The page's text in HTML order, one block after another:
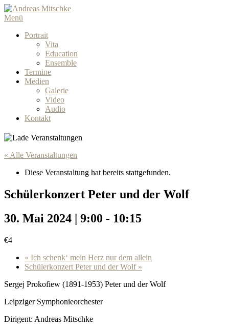
Menü
Portrait
Vita
Education
Ensemble
Termine
Medien
Galerie
Video
Audio
Kontakt
« Alle Veranstaltungen
Diese Veranstaltung hat bereits stattgefunden.
Schülerkonzert Peter und der Wolf
30. Mai 2024 | 9:00 - 10:15
€4
« Ich schenk‘ mein Herz nur dem allein
Schülerkonzert Peter und der Wolf »
Sergej Prokofiew (1891-1953) Peter und der Wolf
Leipziger Symphonieorchester
Dirigent: Andreas Mitschke